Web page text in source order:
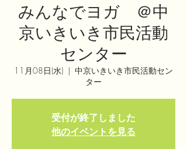
みんなでヨガ ＠中
京いきいき市民活動
センター
11月08日(水)
  |
中京いきいき市民活動セン
ター
受付が終了しました
他のイベントを見る